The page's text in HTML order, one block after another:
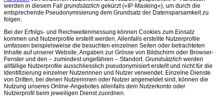
werden in diesem Fall grundsätzlich gekürzt («IP-Masking»), um durch die
entsprechende Pseudonymisierung dem Grundsatz der Datensparsamkeit zu
folgen.
Bei der Erfolgs- und Reichweitenmessung können Cookies zum Einsatz
kommen und Nutzerprofile erstellt werden. Allenfalls erstellte Nutzerprofile
umfassen beispielsweise die besuchten einzelnen Seiten oder betrachteten
Inhalte auf unserer Website, Angaben zur Grösse von Bildschirm oder Browser-
Fenster und den – zumindest ungefähren – Standort. Grundsätzlich werden
allfällige Nutzerprofile ausschliesslich pseudonymisiert erstellt und nicht für die
Identifizierung einzelner Nutzerinnen und Nutzer verwendet. Einzelne Dienste
von Dritten, bei denen Nutzerinnen oder Nutzer angemeldet sind, können die
Nutzung unseres Online-Angebotes allenfalls dem Nutzerkonto oder
Nutzerprofil beim jeweiligen Dienst zuordnen.